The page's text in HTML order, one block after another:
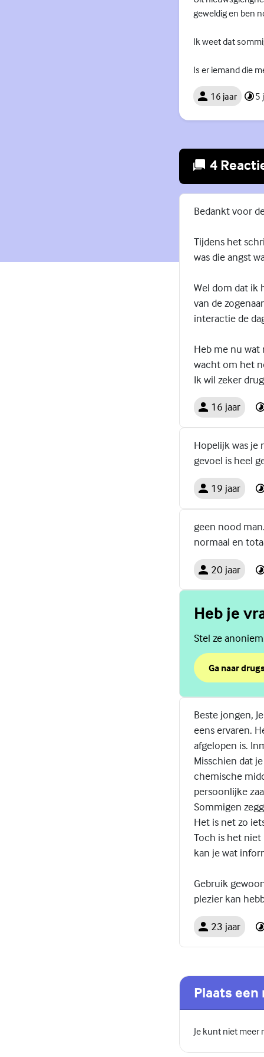
geweldig en ben
Ik weet dat
Is er iemand die
16 jaar 5
4
Bedankt voor
Tijdens het
was die angst
Wel dom dat ik
van de
interactie de
Heb me nu wat
wacht om het
Ik wil zeker
16 jaar
Hopelijk was
gevoel is heel
19 jaar
geen nood
normaal en
20 jaar
Heb je
Stel ze
Ga naar
over Heb je
(Externe link)
Beste jongen,
eens ervaren.
afgelopen is.
Misschien dat
chemische
persoonlijke
Sommigen
Het is net zo
Toch is het
kan je wat
Gebruik
plezier kan
23 jaar
Plaats een
Je kunt niet meer